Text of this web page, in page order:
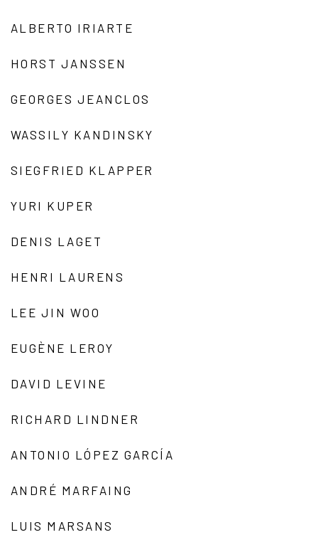
ALBERTO IRIARTE
HORST JANSSEN
GEORGES JEANCLOS
WASSILY KANDINSKY
SIEGFRIED KLAPPER
YURI KUPER
DENIS LAGET
HENRI LAURENS
LEE JIN WOO
EUGÈNE LEROY
DAVID LEVINE
RICHARD LINDNER
ANTONIO LÓPEZ GARCÍA
ANDRÉ MARFAING
LUIS MARSANS